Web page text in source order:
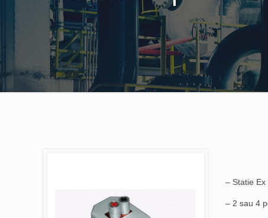
– Statie
– 2 sau 4